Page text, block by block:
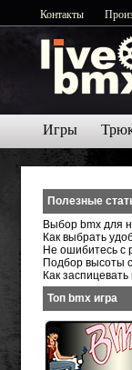
Контакты
Игры
Полезные
Выбор bmx для
Как выбрать
Не ошибитесь с
Подбор высоты
Как заспицевать
Топ bmx игра